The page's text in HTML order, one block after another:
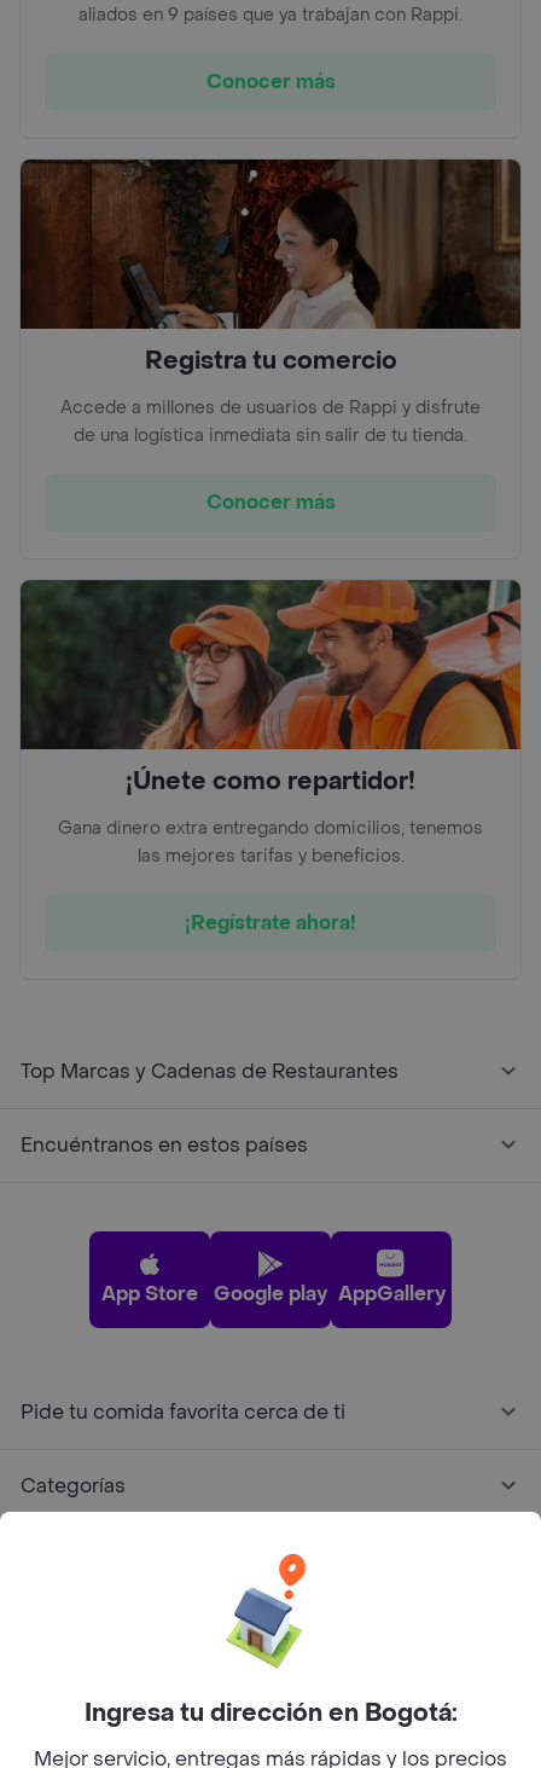
aliados en 9 países que ya trabajan con Rappi.
Conocer más
Registra tu comercio
Accede a millones de usuarios de Rappi y disfrute
de una logística inmediata sin salir de tu tienda.
Conocer más
¡Únete como repartidor!
Gana dinero extra entregando domicilios, tenemos
las mejores tarifas y beneficios.
¡Regístrate ahora!
Top Marcas y Cadenas de Restaurantes
Encuéntranos en estos países
App Store Google play AppGallery
Pide tu comida favorita cerca de ti
Categorías
Facebook
Twitter
Instagram
©2026Rappi Inc. All rights reserved.
Ingresa tu dirección en Bogotá:
Mejor servicio, entregas más rápidas y los precios